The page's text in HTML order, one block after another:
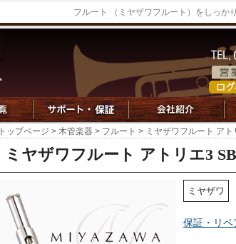
フルート （ミヤザワフルート）をしっか
トップページ > 木管楽器 > フルート > ミヤザワフルート アト
ミヤザワフルート アトリエ3
ミヤザワ
保証・リペ